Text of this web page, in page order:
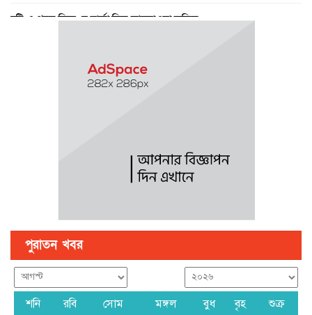
বৃষ্টি ও গরম নিয়ে যে বার্তা দিল আবহাওয়া অফিস
গণঅভ্যুত্থান ছিল ১৭ বছরের ধারাবাহিক আন্দোলনের ফসল : স্বরাষ্ট্রমন্ত্রী
পুরাতন খবর
শনি রবি সোম মঙ্গল বুধ বৃহ শুক্র